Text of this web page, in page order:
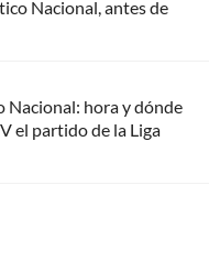
Nacional, antes de
Nacional: hora y dónde
el partido de la Liga